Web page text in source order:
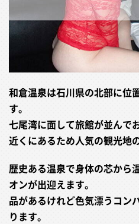
和倉温泉は石川県の北部に位
す。
七尾湾に面して旅館が並んで
近くにあるため人気の観光地
歴史ある温泉で身体の芯から
オンが出迎えます。
品があるけれど色気漂うコン
ります。